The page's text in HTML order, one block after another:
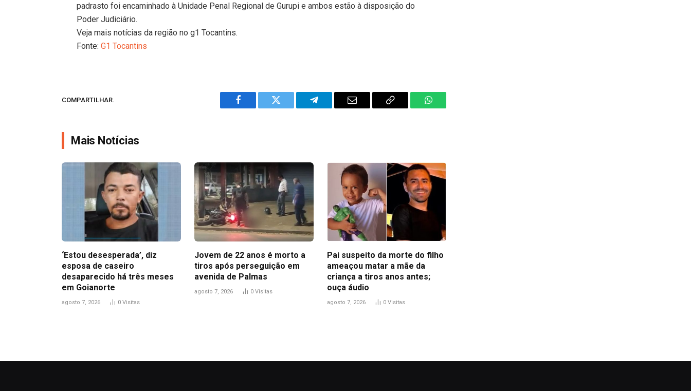
padrasto foi encaminhado à Unidade Penal Regional de Gurupi e ambos estão à disposição do
Poder Judiciário.
Veja mais notícias da região no g1 Tocantins.
Fonte:G1 Tocantins
COMPARTILHAR.
Facebook Twitter Telegram Email
Copy
WhatsApp
Mais Notícias
‘Estou desesperada’, diz
esposa de caseiro
desaparecido há três meses
em Goianorte
agosto 7, 2026 0 Visitas
Jovem de 22 anos é morto a
tiros após perseguição em
avenida de Palmas
agosto 7, 2026 0 Visitas
Pai suspeito da morte do filho
ameaçou matar a mãe da
criança a tiros anos antes;
ouça áudio
agosto 7, 2026 0 Visitas